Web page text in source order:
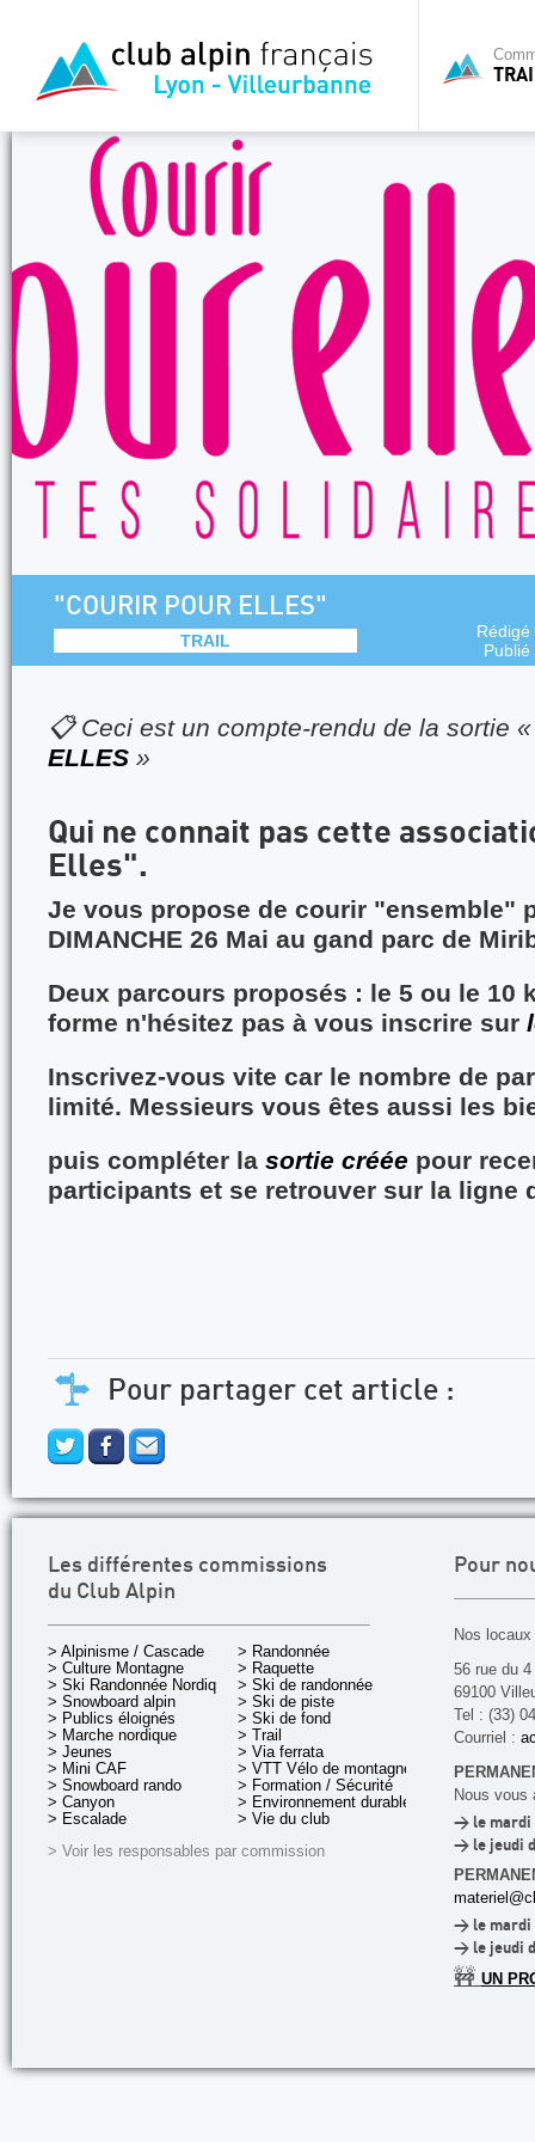
"COURIR POUR ELLES"
TRAIL
📋 Ceci est un compte-rendu de la sortie
ELLES »
Qui ne connait pas cette
Elles".
Je vous propose de courir "ensemble"
DIMANCHE 26 Mai au gand parc de
Deux parcours proposés : le 5 ou le 10
forme n'hésitez pas à vous inscrire sur
Inscrivez-vous vite car le nombre de
limité. Messieurs vous êtes aussi les
puis compléter la sortie créée pour
participants et se retrouver sur la ligne
Pour partager cet article :
Les différentes commissions
du Club Alpin
> Alpinisme / Cascade
> Culture Montagne
> Ski Randonnée Nordique
> Snowboard alpin
> Publics éloignés
> Marche nordique
> Jeunes
> Mini CAF
> Snowboard rando
> Canyon
> Escalade
> Randonnée
> Raquette
> Ski de randonnée
> Ski de piste
> Ski de fond
> Trail
> Via ferrata
> VTT Vélo de montagne
> Formation / Sécurité
> Environnement durable
> Vie du club
> Voir les responsables par commission
Pour
Nos
56 rue du
69100
Tel : (33)
Courriel :
Nous vous
> le mardi
> le jeudi
> le mardi
> le jeudi
🚧 UN